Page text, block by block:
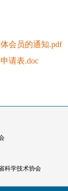
会员的通知.pdf
请表.doc
科学技术协会